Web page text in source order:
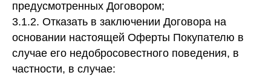
предусмотренных Договором;
3.1.2. Отказать в заключении Договора на
основании настоящей Оферты Покупателю в
случае его недобросовестного поведения, в
частности, в случае: